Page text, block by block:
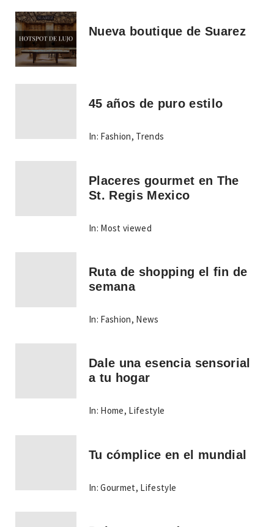
Nueva boutique de Suarez
45 años de puro estilo
In: Fashion, Trends
Placeres gourmet en The
St. Regis Mexico
In: Most viewed
Ruta de shopping el fin de
semana
In: Fashion, News
Dale una esencia sensorial
a tu hogar
In: Home, Lifestyle
Tu cómplice en el mundial
In: Gourmet, Lifestyle